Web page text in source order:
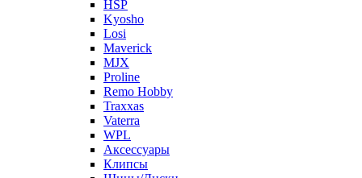
HSP
Kyosho
Losi
Maverick
MJX
Proline
Remo Hobby
Traxxas
Vaterra
WPL
Аксессуары
Клипсы